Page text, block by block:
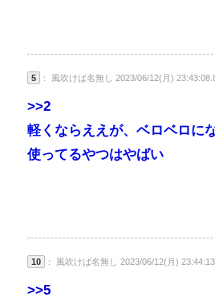
5 ： 風吹けば名無し 2023/06/12(月)
>>2
軽くならええが、ベロベロに
使ってるやつはやばい
10 ： 風吹けば名無し 2023/06/12(月)
>>5